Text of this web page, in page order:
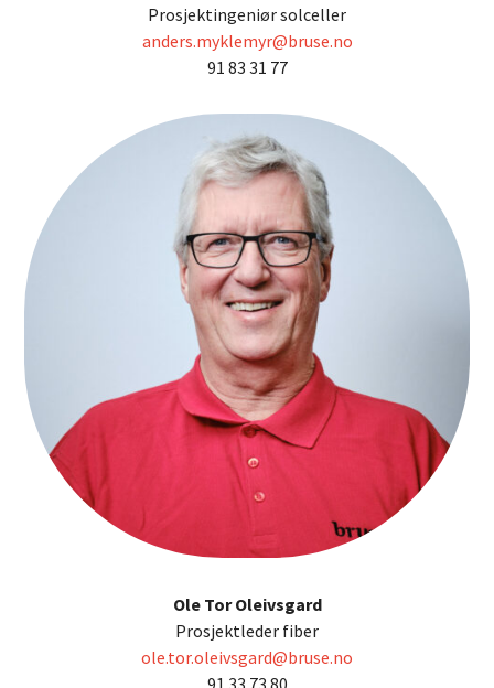
Prosjektingeniør solceller
anders.myklemyr@bruse.no
91 83 31 77
Ole Tor Oleivsgard
Prosjektleder fiber
ole.tor.oleivsgard@bruse.no
91 33 73 80